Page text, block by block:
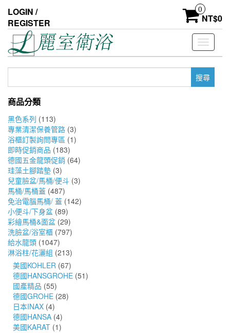
the
content
LOGIN /
REGISTER
0
NT$0
Toggle
鍵
商品分類
黑色系列 (113)
專業清潔保養管路 (3)
浴櫃訂製詢問專區 (1)
即時促銷商品 (183)
德國五金龍頭促銷 (64)
珪藻土腳踏墊 (3)
兒童臉盆/馬桶/便斗 (3)
馬桶/馬桶蓋 (487)
免治電腦馬桶/ 蓋 (142)
小便斗/下身盆 (89)
彩繪馬桶&面盆 (29)
洗臉盆/浴室櫃 (797)
給水龍頭 (1047)
淋浴柱/花灑組 (213)
美國KOHLER (67)
德國HANSGROHE (51)
國產精品 (55)
德國GROHE (28)
日本INAX (4)
德國HANSA (4)
美國KARAT (1)